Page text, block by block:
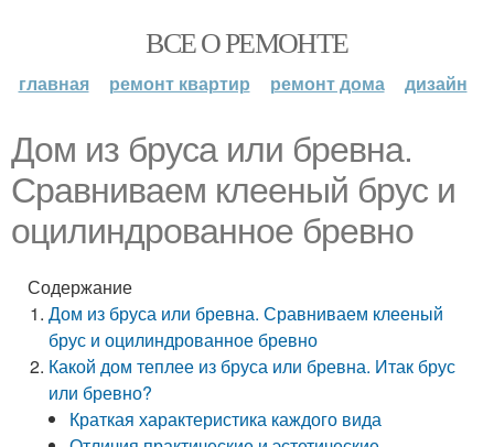
ВСЕ О РЕМОНТЕ
главная ремонт квартир ремонт дома дизайн
Дом из бруса или бревна.
Сравниваем клееный брус и
оцилиндрованное бревно
Содержание
Дом из бруса или бревна. Сравниваем клееный
брус и оцилиндрованное бревно
Какой дом теплее из бруса или бревна. Итак брус
или бревно?
Краткая характеристика каждого вида